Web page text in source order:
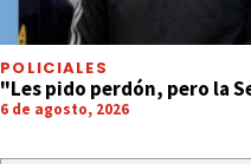
POLICIALES
"Les pido perdón, pero la
6 de agosto, 2026